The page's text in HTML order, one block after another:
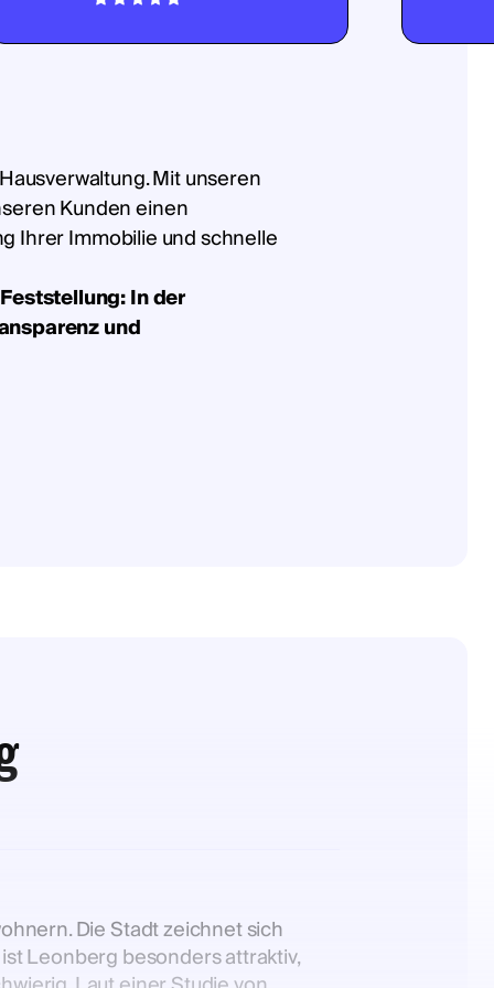
Mit unseren
Kunden einen
Ihrer Immobilie und schnelle
In der
und
Die Stadt zeichnet sich
Leonberg besonders attraktiv,